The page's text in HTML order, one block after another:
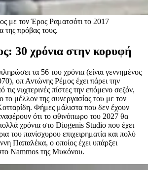
με τον Έρος Ραματσότι το 2017
της πρόβας τους.
30 χρόνια στην κορυφή
τα 56 του χρόνια (είναι γεννημένος
οπ Αντώνης Ρέμος έχει πάρει την
νυχτερινές πίστες την επόμενο σεζόν,
το μέλλον της συνεργασίας του με τον
Φήμες μάλιστα που δεν έχουν
ότι το φθινόπωρο του 2027 θα
χρόνια στο Diogenis Studio που έχει
του πανίσχυρου επιχειρηματία και πολύ
Παπαλέκα, ο οποίος έχει υπάρξει
Nammos της Μυκόνου.